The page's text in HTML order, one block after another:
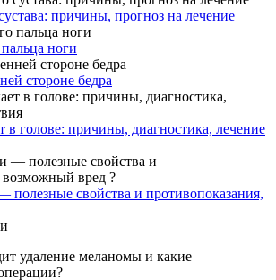
причины, прогноз на лечение
ноги
стороне бедра
в голове: причины, диагностика, лечение
полезные свойства и противопоказания,